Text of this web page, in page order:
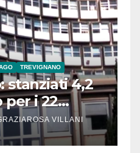
TREVIGNANO
stanziati 4,2
per i 22
VILLANI